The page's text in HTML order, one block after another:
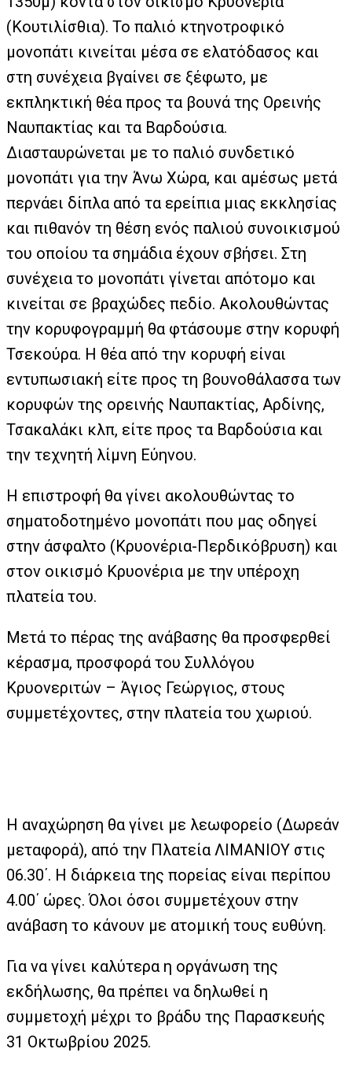
(Κουτιλίσθια). Το παλιό κτηνοτροφικό
μονοπάτι κινείται μέσα σε ελατόδασος και
στη συνέχεια βγαίνει σε ξέφωτο, με
εκπληκτική θέα προς τα βουνά της Ορεινής
Ναυπακτίας και τα Βαρδούσια.
Διασταυρώνεται με το παλιό συνδετικό
μονοπάτι για την Άνω Χώρα, και αμέσως μετά
περνάει δίπλα από τα ερείπια μιας εκκλησίας
και πιθανόν τη θέση ενός παλιού συνοικισμού
του οποίου τα σημάδια έχουν σβήσει. Στη
συνέχεια το μονοπάτι γίνεται απότομο και
κινείται σε βραχώδες πεδίο. Ακολουθώντας
την κορυφογραμμή θα φτάσουμε στην κορυφή
Τσεκούρα. Η θέα από την κορυφή είναι
εντυπωσιακή είτε προς τη βουνοθάλασσα των
κορυφών της ορεινής Ναυπακτίας, Αρδίνης,
Τσακαλάκι κλπ, είτε προς τα Βαρδούσια και
την τεχνητή λίμνη Εύηνου.
Η επιστροφή θα γίνει ακολουθώντας το
σηματοδοτημένο μονοπάτι που μας οδηγεί
στην άσφαλτο (Κρυονέρια-Περδικόβρυση) και
στον οικισμό Κρυονέρια με την υπέροχη
πλατεία του.
Μετά το πέρας της ανάβασης θα προσφερθεί
κέρασμα, προσφορά του Συλλόγου
Κρυονεριτών – Άγιος Γεώργιος, στους
συμμετέχοντες, στην πλατεία του χωριού.
Η αναχώρηση θα γίνει με λεωφορείο (Δωρεάν
μεταφορά), από την Πλατεία ΛΙΜΑΝΙΟΥ στις
06.30΄. Η διάρκεια της πορείας είναι περίπου
4.00΄ ώρες. Όλοι όσοι συμμετέχουν στην
ανάβαση το κάνουν με ατομική τους ευθύνη.
Για να γίνει καλύτερα η οργάνωση της
εκδήλωσης, θα πρέπει να δηλωθεί η
συμμετοχή μέχρι το βράδυ της Παρασκευής
31 Οκτωβρίου 2025.